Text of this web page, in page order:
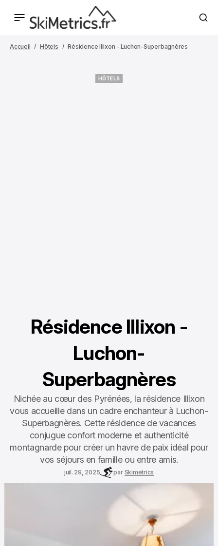
Accueil Hôtels Résidence Illixon - Luchon-Superbagnères
HÔTELS
Résidence Illixon -
Luchon-
Superbagnères
Nichée au cœur des Pyrénées, la résidence Illixon
vous accueille dans un cadre enchanteur à Luchon-
Superbagnères. Cette résidence de vacances
conjugue confort moderne et authenticité
montagnarde pour créer un havre de paix idéal pour
vos séjours en famille ou entre amis.
juil. 29, 2025 par Skimetrics